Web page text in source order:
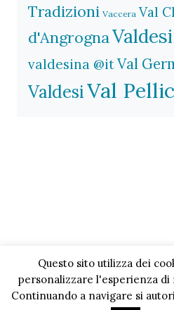
Tradizioni Vaccera Val
d'AngrognaValdesi
valdesina @itVal
ValdesiVal
Questo sito utilizza dei
personalizzare l'esperienza
Continuando a navigare si